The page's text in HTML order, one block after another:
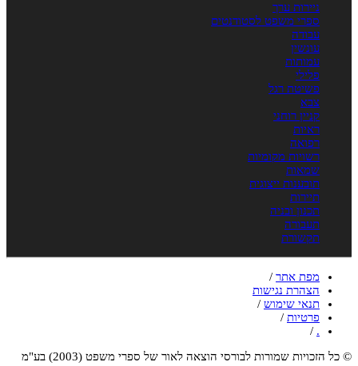
ניירות ערך
ספרי משפט לסטודנטים
עבודה
עונשין
עמותות
פלילי
פשיטת רגל
צבא
קניין רוחני
ראיות
רפואה
רשויות מקומיות
שמאות
תובענות ייצוגית
תיירות
תכנון ובניה
תעבורה
תקשורת
מפת אתר /
הצהרת נגישות
תנאי שימוש /
פרטיות /
.
/
© כל הזכויות שמורות לבורסי הוצאה לאור של ספרי משפט (2003) בע"מ